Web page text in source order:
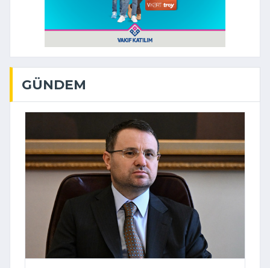
GÜNDEM